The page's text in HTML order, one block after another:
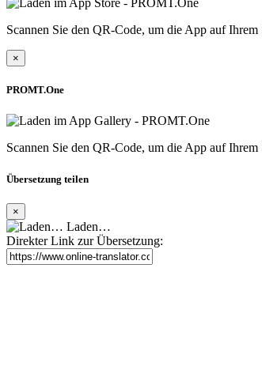
Scannen Sie den QR-Code, um die App auf Ihrem
×
PROMT.One
Scannen Sie den QR-Code, um die App auf
Übersetzung teilen
×
Laden…
Direkter Link zur Übersetzung: